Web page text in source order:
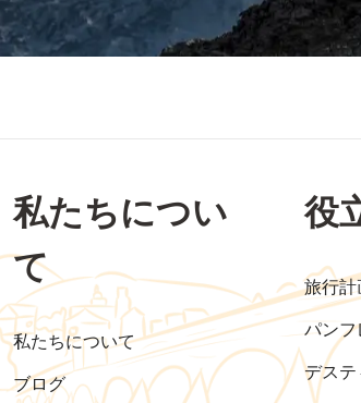
私たちについ
て
私たちについて
ブログ
役
旅行計
パン
デス